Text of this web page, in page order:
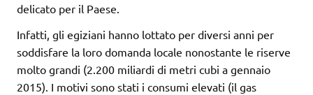
delicato per il Paese.
Infatti, gli egiziani hanno lottato per diversi anni per
soddisfare la loro domanda locale nonostante le riserve
molto grandi (2.200 miliardi di metri cubi a gennaio
2015). I motivi sono stati i consumi elevati (il gas